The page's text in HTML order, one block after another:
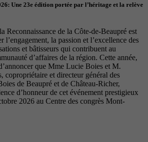
Une 23e édition portée par l’héritage et la relève
Reconnaissance de la Côte-de-Beaupré est
l’engagement, la passion et l’excellence des
et bâtisseurs qui contribuent au
d’affaires de la région. Cette année,
que Mme Lucie Boies et M.
copropriétaire et directeur général des
de Beaupré et de Château-Richer,
d’honneur de cet événement prestigieux
2026 au Centre des congrès Mont-